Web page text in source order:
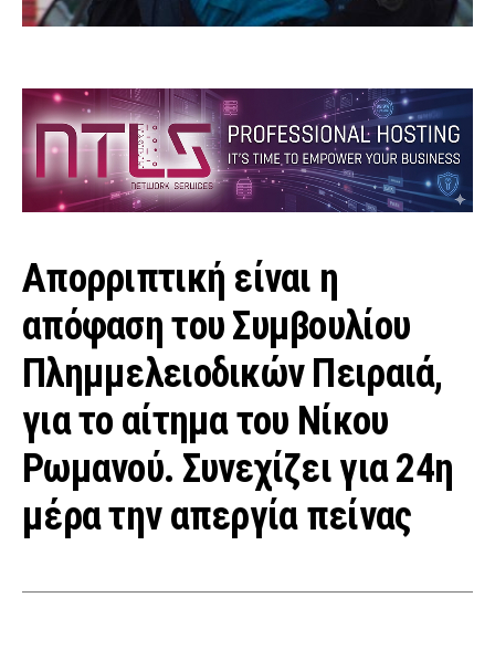
Απορριπτική είναι η
απόφαση του Συμβουλίου
Πλημμελειοδικών Πειραιά,
για το αίτημα του Νίκου
Ρωμανού. Συνεχίζει για 24η
μέρα την απεργία πείνας